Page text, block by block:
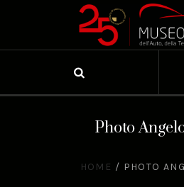
Photo
HOME / PHOTO